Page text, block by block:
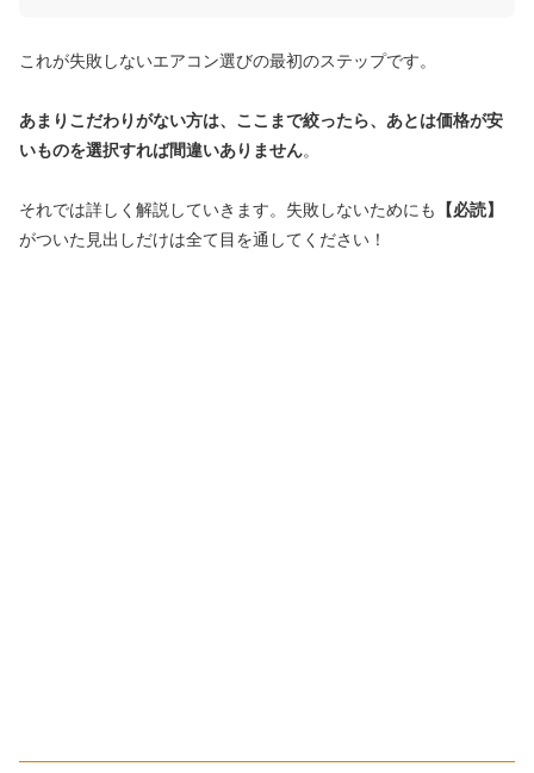
これが失敗しないエアコン選びの最初のステップです。
あまりこだわりがない方は、ここまで絞ったら、あとは価格が安
いものを選択すれば間違いありません。
それでは詳しく解説していきます。失敗しないためにも
【必読】
がついた見出しだけは全て目を通してください！